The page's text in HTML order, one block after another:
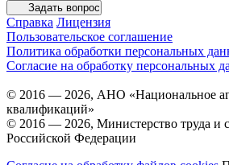
Задать вопрос
Справка Лицензия
Пользовательское соглашение
Политика обработки персональных
Согласие на обработку персональных
© 2016 — 2026, АНО «Национальное
квалификаций»
© 2016 — 2026, Министерство труда и
Российской Федерации